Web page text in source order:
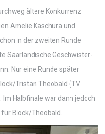
ältere Konkurrenz
Amelie Kaschura und
in der zweiten Runde
Saarländische Geschwister-
Nur eine Runde später
Tristan Theobald (TV
Halbfinale war dann jedoch
Block/Theobald.